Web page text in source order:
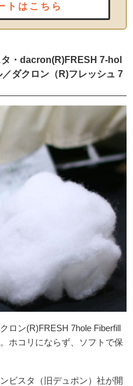
トはこちら
・dacron(R)FRESH 7-hol
ダクロン（R)フレッシュ 7
ロン(R)FRESH 7hole Fiberfill
ホコリにならず、ソフトで保
ビスタ（旧デュポン）社が開